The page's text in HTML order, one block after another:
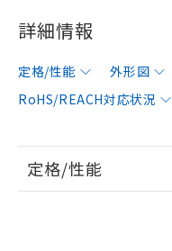
詳細情報
定格/性能 外形図
RoHS/REACH対応状況
定格/性能